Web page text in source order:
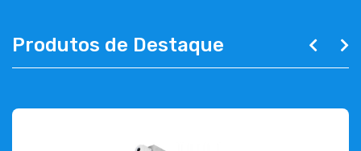
Produtos de Destaque